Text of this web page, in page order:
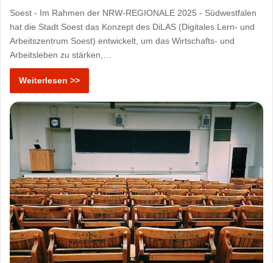
Soest - Im Rahmen der NRW-REGIONALE 2025 - Südwestfalen
hat die Stadt Soest das Konzept des DiLAS (Digitales Lern- und
Arbeitszentrum Soest) entwickelt, um das Wirtschafts- und
Arbeitsleben zu stärken,…
Weiterlesen >>